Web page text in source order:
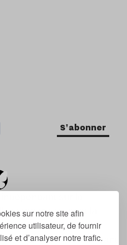
sur notre site afin
utilisateur, de fournir
et d’analyser notre trafic.
S'abonner
sur la
tendances, dont la
de 2007.
« prochain », « suivant